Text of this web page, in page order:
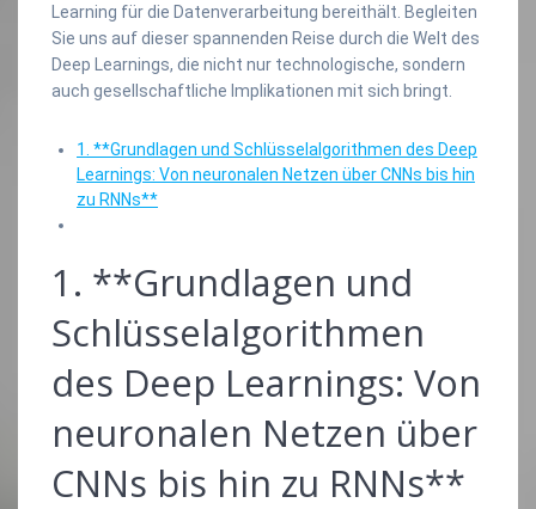
Learning für die Datenverarbeitung bereithält. Begleiten
Sie uns auf dieser spannenden Reise durch die Welt des
Deep Learnings, die nicht nur technologische, sondern
auch gesellschaftliche Implikationen mit sich bringt.
1. **Grundlagen und Schlüsselalgorithmen des Deep
Learnings: Von neuronalen Netzen über CNNs bis hin
zu RNNs**
1. **Grundlagen und
Schlüsselalgorithmen
des Deep Learnings: Von
neuronalen Netzen über
CNNs bis hin zu RNNs**